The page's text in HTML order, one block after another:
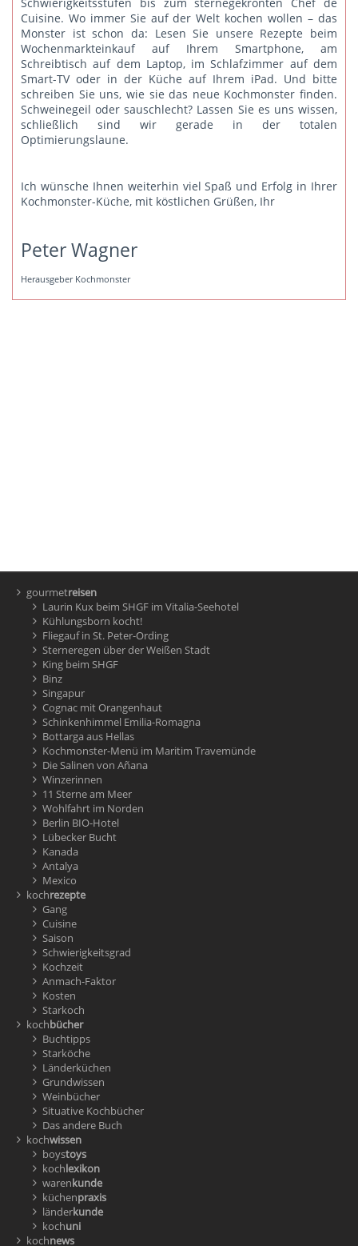
Schwierigkeitsstufen bis zum sternegekrönten Chef de
Cuisine. Wo immer Sie auf der Welt kochen wollen – das
Monster ist schon da: Lesen Sie unsere Rezepte beim
Wochenmarkteinkauf auf Ihrem Smartphone, am
Schreibtisch auf dem Laptop, im Schlafzimmer auf dem
Smart-TV oder in der Küche auf Ihrem iPad. Und bitte
schreiben Sie uns, wie sie das neue Kochmonster finden.
Schweinegeil oder sauschlecht? Lassen Sie es uns wissen,
schließlich sind wir gerade in der totalen
Optimierungslaune.
Ich wünsche Ihnen weiterhin viel Spaß und Erfolg in Ihrer
Kochmonster-Küche, mit köstlichen Grüßen, Ihr
Peter Wagner
Herausgeber Kochmonster
gourmetreisen
Laurin Kux beim SHGF im Vitalia-Seehotel
Kühlungsborn kocht!
Fliegauf in St. Peter-Ording
Sterneregen über der Weißen Stadt
King beim SHGF
Binz
Singapur
Cognac mit Orangenhaut
Schinkenhimmel Emilia-Romagna
Bottarga aus Hellas
Kochmonster-Menü im Maritim Travemünde
Die Salinen von Añana
Winzerinnen
11 Sterne am Meer
Wohlfahrt im Norden
Berlin BIO-Hotel
Lübecker Bucht
Kanada
Antalya
Mexico
kochrezepte
Gang
Cuisine
Saison
Schwierigkeitsgrad
Kochzeit
Anmach-Faktor
Kosten
Starkoch
kochbücher
Buchtipps
Starköche
Länderküchen
Grundwissen
Weinbücher
Situative Kochbücher
Das andere Buch
kochwissen
boystoys
kochlexikon
warenkunde
küchenpraxis
länderkunde
kochuni
kochnews